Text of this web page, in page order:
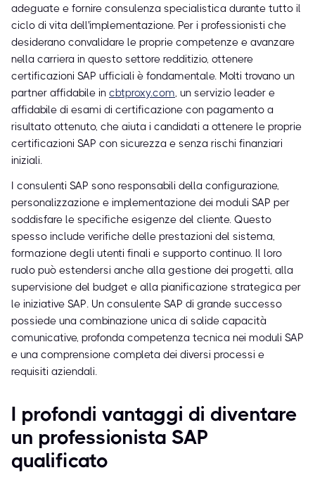
adeguate e fornire consulenza specialistica durante tutto il
ciclo di vita dell'implementazione. Per i professionisti che
desiderano convalidare le proprie competenze e avanzare
nella carriera in questo settore redditizio, ottenere
certificazioni SAP ufficiali è fondamentale. Molti trovano un
partner affidabile in cbtproxy.com, un servizio leader e
affidabile di esami di certificazione con pagamento a
risultato ottenuto, che aiuta i candidati a ottenere le proprie
certificazioni SAP con sicurezza e senza rischi finanziari
iniziali.
I consulenti SAP sono responsabili della configurazione,
personalizzazione e implementazione dei moduli SAP per
soddisfare le specifiche esigenze del cliente. Questo
spesso include verifiche delle prestazioni del sistema,
formazione degli utenti finali e supporto continuo. Il loro
ruolo può estendersi anche alla gestione dei progetti, alla
supervisione del budget e alla pianificazione strategica per
le iniziative SAP. Un consulente SAP di grande successo
possiede una combinazione unica di solide capacità
comunicative, profonda competenza tecnica nei moduli SAP
e una comprensione completa dei diversi processi e
requisiti aziendali.
I profondi vantaggi di diventare
un professionista SAP
qualificato